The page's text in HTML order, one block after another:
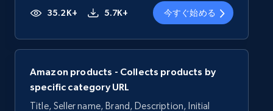
35.2K+ 5.7K+ 今すぐ始める
Amazon products - Collects products by
specific category URL
Title, Seller name, Brand, Description, Initial